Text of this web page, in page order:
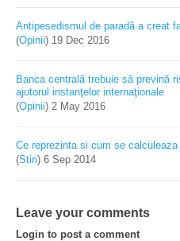
Antipesedismul de paradă a creat
(Opinii) 19 Dec 2016
Banca centrală trebuie să prevină
ajutorul instanţelor internaţionale
(Opinii) 2 May 2016
Ce reprezinta si cum se
(Stiri) 6 Sep 2014
Leave your comments
Login to post a comment